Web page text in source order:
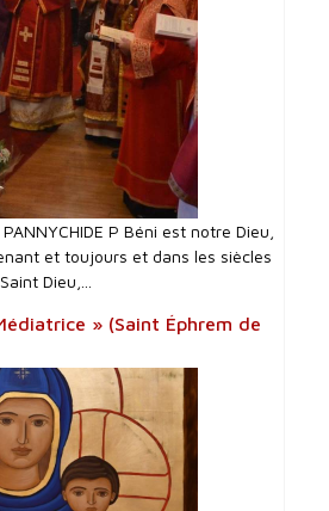
PANNYCHIDE P Béni est notre Dieu,
et toujours et dans les siècles
Dieu,...
» (Saint Éphrem de